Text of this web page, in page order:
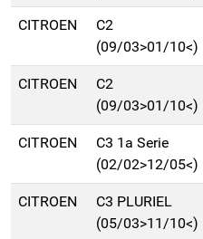
CITROEN
C2
(09/03>01/10<)
CITROEN
C2
(09/03>01/10<)
CITROEN
C3 1a Serie
(02/02>12/05<)
CITROEN
C3 PLURIEL
(05/03>11/10<)